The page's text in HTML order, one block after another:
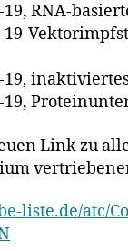
19, RNA-
19-
19,
19,
Link zu
liste.de/atc/